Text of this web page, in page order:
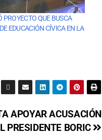
PROYECTO QUE BUSCA
EDUCACIÓN CÍVICA EN LA
APOYAR ACUSACIÓN
PRESIDENTE BORIC